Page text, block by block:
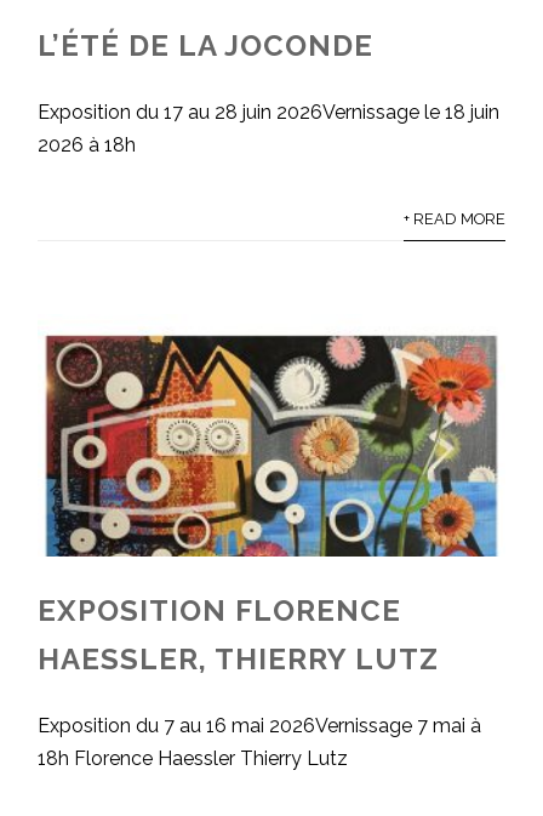
L’ÉTÉ DE LA JOCONDE
Exposition du 17 au 28 juin 2026Vernissage le 18 juin
2026 à 18h
+ READ MORE
EXPOSITION FLORENCE
HAESSLER, THIERRY LUTZ
Exposition du 7 au 16 mai 2026Vernissage 7 mai à
18h Florence Haessler Thierry Lutz